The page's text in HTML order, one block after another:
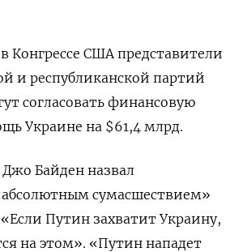
Конгрессе США представители
и республиканской партий
согласовать финансовую
Украине на $61,4 млрд.
Байден назвал
сумасшествием»
Путин захватит Украину,
на этом». «Путин нападет